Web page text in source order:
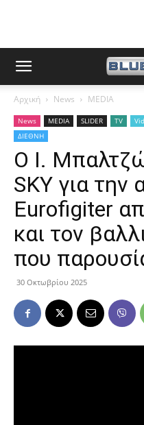
Αρχική News MEDIA
News MEDIA SLIDER TV
ΔΙΕΘΝΗ
Ο Ι.
SKY για την
Eurofigiter
και τον
που
30 Οκτωβρίου 2025